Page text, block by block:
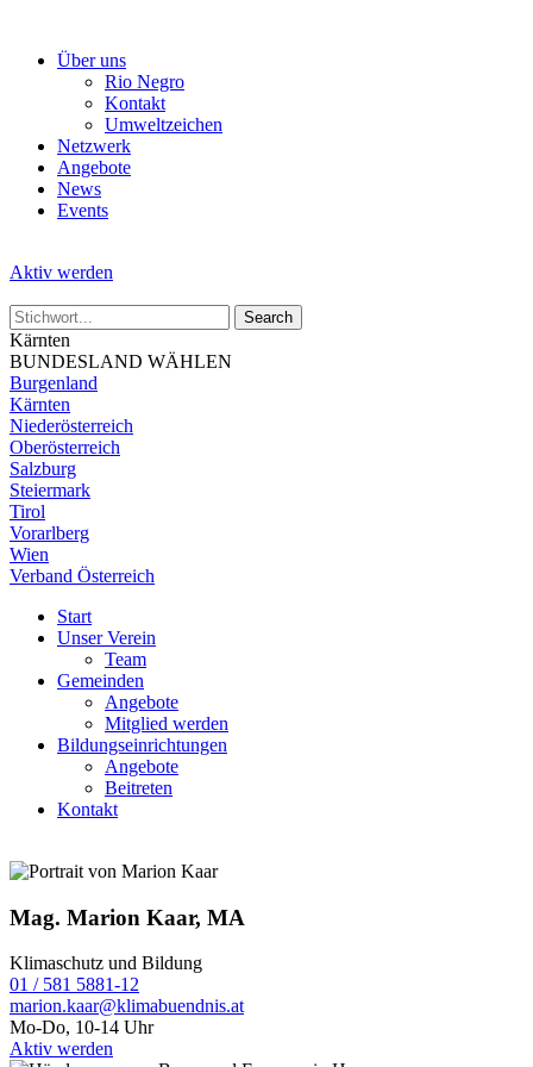
Über uns
Rio Negro
Kontakt
Umweltzeichen
Netzwerk
Angebote
News
Events
Aktiv werden
Kärnten
BUNDESLAND WÄHLEN
Burgenland
Kärnten
Niederösterreich
Oberösterreich
Salzburg
Steiermark
Tirol
Vorarlberg
Wien
Verband Österreich
Start
Unser Verein
Team
Gemeinden
Angebote
Mitglied werden
Bildungseinrichtungen
Angebote
Beitreten
Kontakt
Mag. Marion Kaar, MA
Klimaschutz und Bildung
01 / 581 5881-12
marion.kaar@klimabuendnis.at
Mo-Do, 10-14 Uhr
Aktiv werden